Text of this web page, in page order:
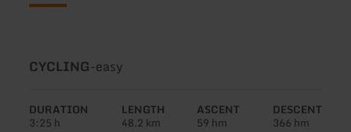
Type
tour:
CYCLING-Difficulty:
easy
DURATION
3:25 h
LENGTH
48.2 km
ASCENT
59 hm
DESCENT
366 hm